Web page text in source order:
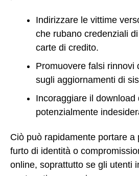
Indirizzare le vittime
che rubano credenziali
carte di credito.
Promuovere falsi rinnovi
sugli aggiornamenti di
Incoraggiare il download
potenzialmente
Ciò può rapidamente portare a
furto di identità o
online, soprattutto se gli utenti